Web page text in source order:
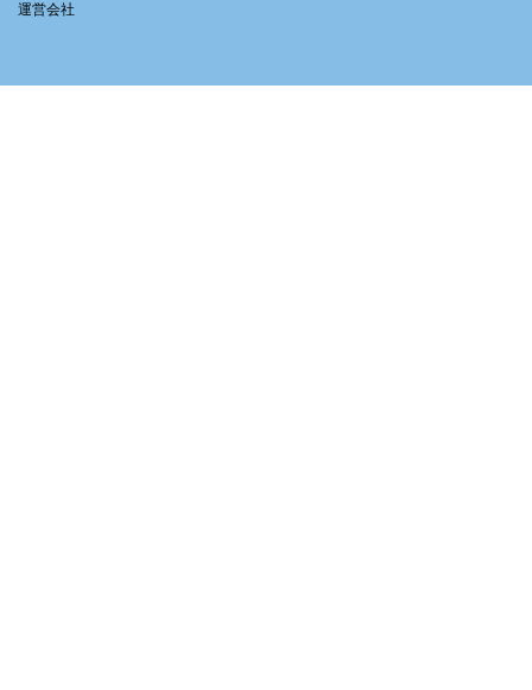
運営会社